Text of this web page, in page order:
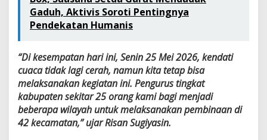
Gaduh, Aktivis Soroti Pentingnya
Pendekatan Humanis
“Di kesempatan hari ini, Senin 25 Mei 2026, kendati
cuaca tidak lagi cerah, namun kita tetap bisa
melaksanakan kegiatan ini. Pengurus tingkat
kabupaten sekitar 25 orang kami bagi menjadi
beberapa wilayah untuk melaksanakan pembinaan di
42 kecamatan,” ujar Risan Sugiyasin.